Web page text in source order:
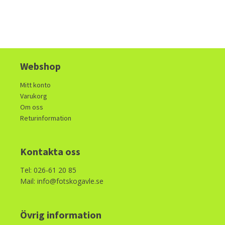
Webshop
Mitt konto
Varukorg
Om oss
Returinformation
Kontakta oss
Tel: 026-61 20 85
Mail: info@fotskogavle.se
Övrig information